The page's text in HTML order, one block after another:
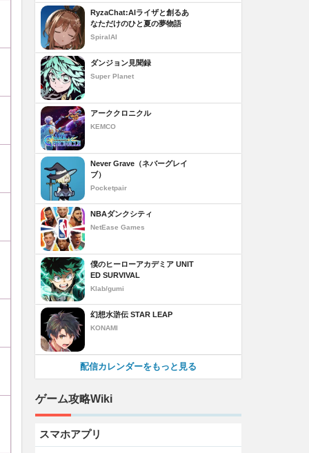
RyzaChat:AIライザと創るあ
なただけのひと夏の夢物語
SpiralAI
ダンジョン見聞録
Super Planet
アーククロニクル
KEMCO
Never Grave（ネバーグレイ
ブ）
Pocketpair
NBAダンクシティ
NetEase Games
僕のヒーローアカデミア UNIT
ED SURVIVAL
Klab/gumi
幻想水滸伝 STAR LEAP
KONAMI
配信カレンダーをもっと見る
ゲーム攻略Wiki
スマホアプリ